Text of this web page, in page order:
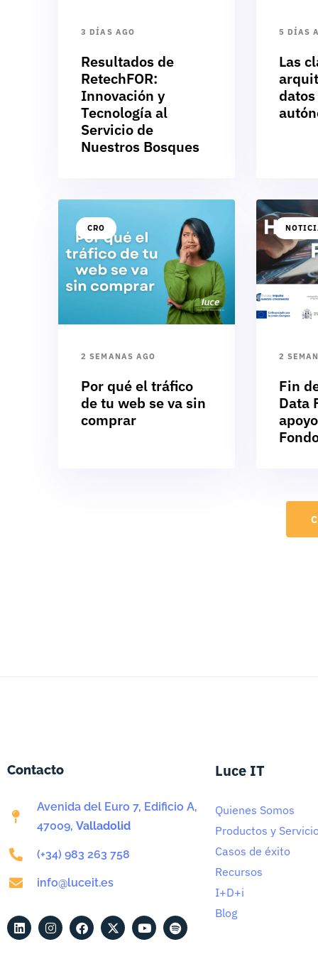
3 DÍAS AGO
Resultados de
RetechFOR:
Innovación y
Tecnología al
Servicio de
Nuestros Bosques
5 DÍAS
Las
CRO
2 SEMANAS AGO
Por qué el tráfico
de tu web se va sin
comprar
2
Fin
Data
Contacto
Avenida del Euro 7, Edificio A,
47009, Valladolid
(+34) 983 263 758
info@luceit.es
Luce IT
Quienes Somos
Productos y
Casos de éxito
Recursos
I+D+i
Blog